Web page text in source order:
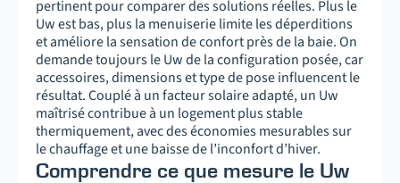
pertinent pour comparer des solutions réelles. Plus le
Uw est bas, plus la menuiserie limite les déperditions
et améliore la sensation de confort près de la baie. On
demande toujours le Uw de la configuration posée, car
accessoires, dimensions et type de pose influencent le
résultat. Couplé à un facteur solaire adapté, un Uw
maîtrisé contribue à un logement plus stable
thermiquement, avec des économies mesurables sur
le chauffage et une baisse de l’inconfort d’hiver.
Comprendre ce que mesure le Uw